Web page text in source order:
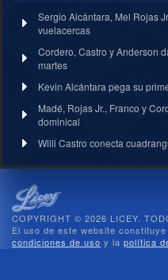
Sergio Alcántara, Mel Rojas
vuelacercas
Cordero, Castro y Anderson
martes
Kevin Alcántara pega su
Madé, Rojas Jr., Franco y
dominical
Willi Castro conecta
COPYRIGHT © 2026 LICEY.
El uso de este website
condiciones de uso y la política